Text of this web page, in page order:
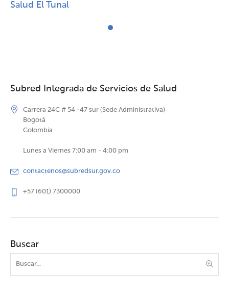
Salud El Tunal
Subred Integrada de Servicios de Salud
Carrera 24C # 54 -47 sur (Sede Administrativa)
Bogotá
Colombia
Lunes a Viernes 7:00 am - 4:00 pm
contactenos@subredsur.gov.co
+57 (601) 7300000
Buscar